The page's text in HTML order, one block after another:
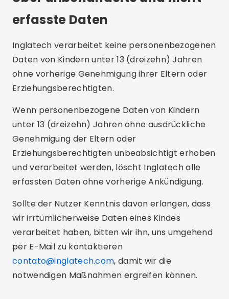
erfasste Daten
Inglatech verarbeitet keine personenbezogenen
Daten von Kindern unter 13 (dreizehn) Jahren
ohne vorherige Genehmigung ihrer Eltern oder
Erziehungsberechtigten.
Wenn personenbezogene Daten von Kindern
unter 13 (dreizehn) Jahren ohne ausdrückliche
Genehmigung der Eltern oder
Erziehungsberechtigten unbeabsichtigt erhoben
und verarbeitet werden, löscht Inglatech alle
erfassten Daten ohne vorherige Ankündigung.
Sollte der Nutzer Kenntnis davon erlangen, dass
wir irrtümlicherweise Daten eines Kindes
verarbeitet haben, bitten wir ihn, uns umgehend
per E-Mail zu kontaktieren
contato@inglatech.com, damit wir die
notwendigen Maßnahmen ergreifen können.